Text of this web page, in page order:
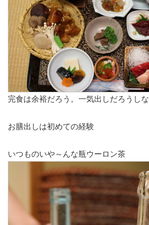
完食は余裕だろう。一気出しだろうしな
お膳出しは初めての経験
いつものいや～んな瓶ウーロン茶